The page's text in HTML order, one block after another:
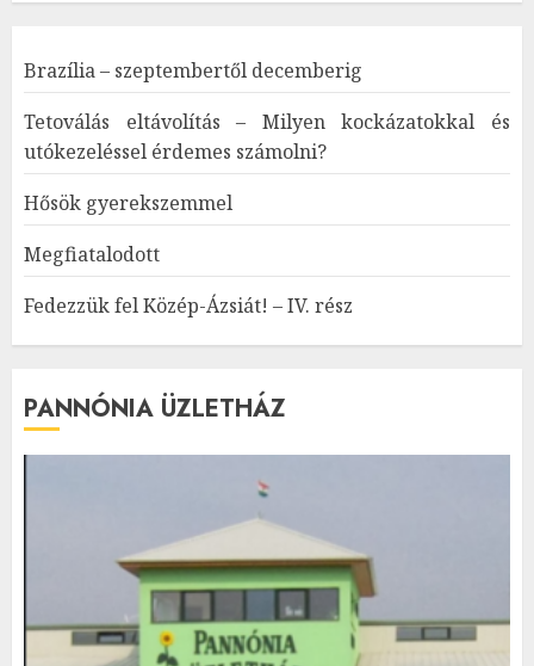
Brazília – szeptembertől decemberig
Tetoválás eltávolítás – Milyen kockázatokkal és
utókezeléssel érdemes számolni?
Hősök gyerekszemmel
Megfiatalodott
Fedezzük fel Közép-Ázsiát! – IV. rész
PANNÓNIA ÜZLETHÁZ